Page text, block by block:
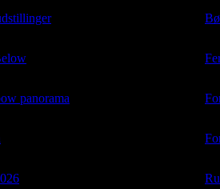
panorama